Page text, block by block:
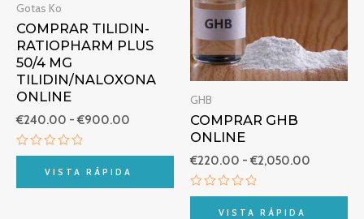
Gotas Ko
COMPRAR TILIDIN-
RATIOPHARM PLUS
50/4 MG
TILIDIN/NALOXONA
ONLINE
€240.00 - €900.00
€900.00
Valorado
de
VISTA RÁPIDA
GHB
COMPRAR GHB
ONLINE
€220.00 - €2,050.00
Valorado
VISTA RÁPIDA